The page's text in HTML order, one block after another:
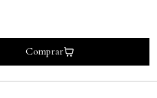
Comprar